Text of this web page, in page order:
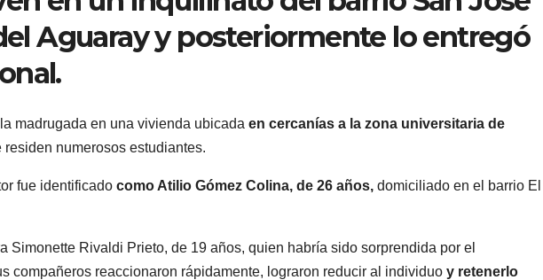
Aguaray y posteriormente lo entregó
madrugada en una vivienda ubicada en cercanías a la zona universitaria de
residen numerosos estudiantes.
fue identificado como Atilio Gómez Colina, de 26 años, domiciliado en el barrio El
Simonette Rivaldi Prieto, de 19 años, quien habría sido sorprendida por el
compañeros reaccionaron rápidamente, lograron reducir al individuo y retenerlo